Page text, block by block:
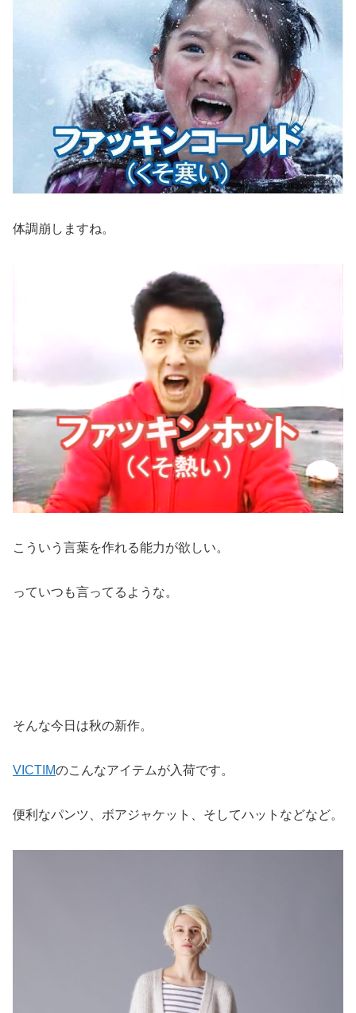
体調崩しますね。
こういう言葉を作れる能力が欲しい。
っていつも言ってるような。
そんな今日は秋の新作。
VICTIMのこんなアイテムが入荷です。
便利なパンツ、ボアジャケット、そしてハットなどなど。